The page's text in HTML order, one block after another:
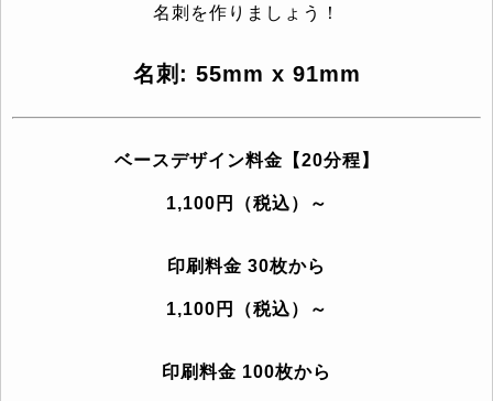
名刺を作りましょう！
名刺: 55mm x 91mm
ベースデザイン料金【20分程】
1,100円（税込）～
印刷料金 30枚から
1,100円（税込）～
印刷料金 100枚から